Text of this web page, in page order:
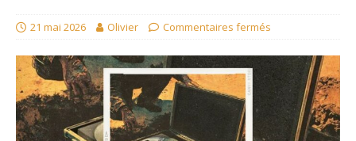
21 mai 2026 Olivier Commentaires fermés